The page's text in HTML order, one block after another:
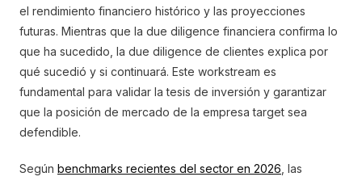
el rendimiento financiero histórico y las proyecciones
futuras. Mientras que la due diligence financiera confirma lo
que ha sucedido, la due diligence de clientes explica por
qué sucedió y si continuará. Este workstream es
fundamental para validar la tesis de inversión y garantizar
que la posición de mercado de la empresa target sea
defendible.
Según benchmarks recientes del sector en 2026 , las